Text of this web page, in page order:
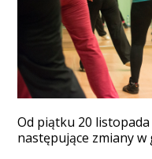
Od piątku 20
następujące zmiany